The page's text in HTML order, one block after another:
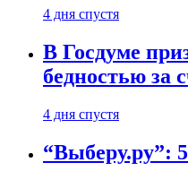
4 дня спустя
В Госдуме
бедностью за
4 дня спустя
“Выберу.ру”: